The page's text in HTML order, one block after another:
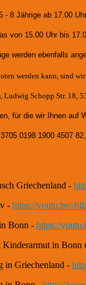
- 8 Jährige ab 17.00
von 15.00 Uhr bis
werden ebenfalls
werden kann, sind
, Ludwig Schopp Str. 18,
für die wir Ihnen
0198 1900 4507
Griechenland -
- https://youtu.be/-
Bonn - https://
in
in Griechenland -